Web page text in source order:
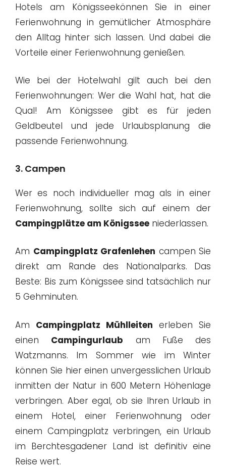
Hotels am Königsseekönnen Sie in einer
Ferienwohnung in gemütlicher Atmosphäre
den Alltag hinter sich lassen. Und dabei die
Vorteile einer Ferienwohnung genießen.
Wie bei der Hotelwahl gilt auch bei den
Ferienwohnungen: Wer die Wahl hat, hat die
Qual! Am Königssee gibt es für jeden
Geldbeutel und jede Urlaubsplanung die
passende Ferienwohnung.
3. Campen
Wer es noch individueller mag als in einer
Ferienwohnung, sollte sich auf einem der
Campingplätze am Königssee niederlassen.
Am Campingplatz Grafenlehen campen Sie
direkt am Rande des Nationalparks. Das
Beste: Bis zum Königssee sind tatsächlich nur
5 Gehminuten.
Am Campingplatz Mühlleiten erleben Sie
einen Campingurlaub am Fuße des
Watzmanns. Im Sommer wie im Winter
können Sie hier einen unvergesslichen Urlaub
inmitten der Natur in 600 Metern Höhenlage
verbringen. Aber egal, ob sie Ihren Urlaub in
einem Hotel, einer Ferienwohnung oder
einem Campingplatz verbringen, ein Urlaub
im Berchtesgadener Land ist definitiv eine
Reise wert.